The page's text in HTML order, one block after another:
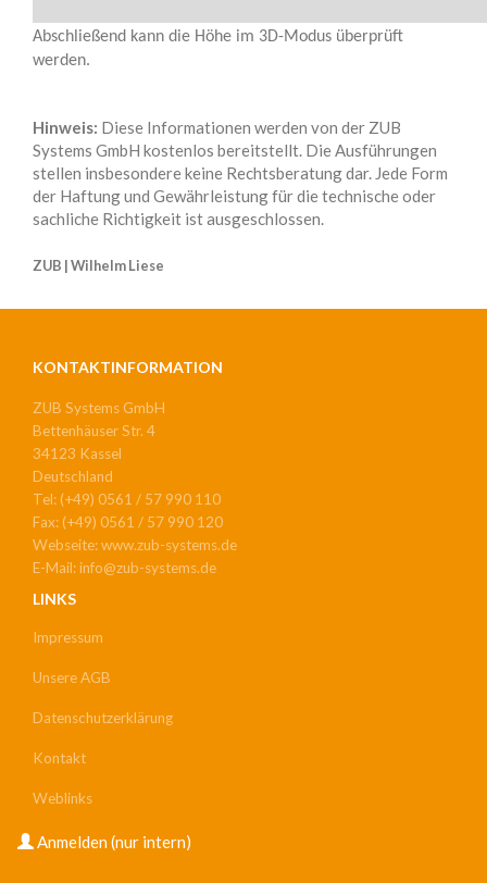
Abschließend kann die Höhe im 3D-Modus überprüft
werden.
Hinweis: Diese Informationen werden von der ZUB
Systems GmbH kostenlos bereitstellt. Die Ausführungen
stellen insbesondere keine Rechtsberatung dar. Jede Form
der Haftung und Gewährleistung für die technische oder
sachliche Richtigkeit ist ausgeschlossen.
ZUB | Wilhelm Liese
KONTAKTINFORMATION
ZUB Systems GmbH
Bettenhäuser Str. 4
34123 Kassel
Deutschland
Tel: (+49) 0561 / 57 990 110
Fax: (+49) 0561 / 57 990 120
Webseite: www.zub-systems.de
E-Mail: info@zub-systems.de
LINKS
Impressum
Unsere AGB
Datenschutzerklärung
Kontakt
Weblinks
USER
ACCOUNT
Anmelden (nur intern)